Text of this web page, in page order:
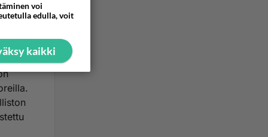
voi
edulla, voit
kaikki